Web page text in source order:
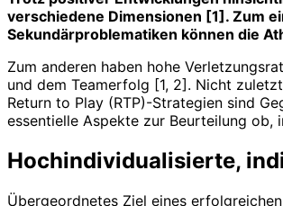
verschiedene Dimensionen [1]. Zum
Sekundärproblematiken können die
Zum anderen haben hohe
und dem Teamerfolg [1, 2]. Nicht
Return to Play (RTP)-Strategien sind
essentielle Aspekte zur Beurteilung ob,
Hochindividualisierte,
Übergeordnetes Ziel eines